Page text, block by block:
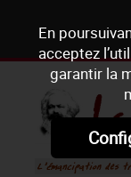
En
acceptez
garantir la